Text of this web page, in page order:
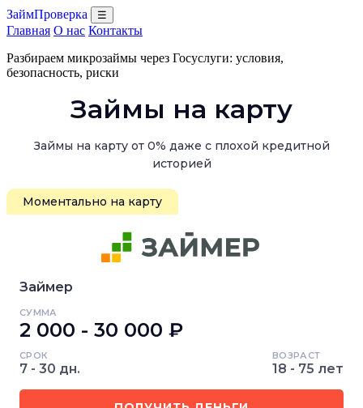
ЗаймПроверка ☰
Главная О нас Контакты
Разбираем микрозаймы через Госуслуги: условия,
безопасность, риски
Займы на карту
Займы на карту от 0% даже с плохой кредитной
историей
Моментально на карту
Займер
СУММА
2 000 - 30 000 ₽
СРОК
7 - 30 дн.
ВОЗРАСТ
18 - 75 лет